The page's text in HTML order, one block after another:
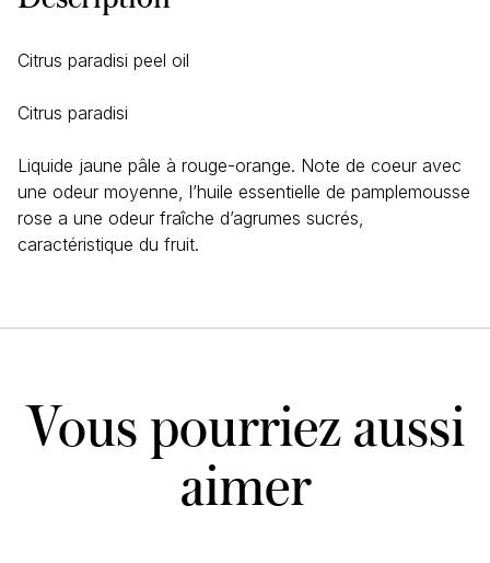
Citrus paradisi peel oil
Citrus paradisi
Liquide jaune pâle à rouge-orange. Note de coeur avec
une odeur moyenne, l’huile essentielle de pamplemousse
rose a une odeur fraîche d’agrumes sucrés,
caractéristique du fruit.
Vous pourriez aussi
aimer